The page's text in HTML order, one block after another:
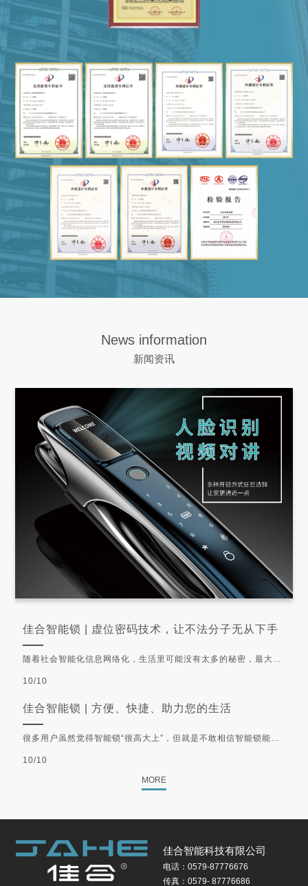
News information
新闻资讯
佳合智能锁 | 虚位密码技术，让不法分子无从下手
随着社会智能化信息网络化，生活里可能没有太多的秘密，最大的
用的常规的密码解锁，输入的数字必须与设置的数字一一匹配才能
10/10
佳合智能锁 | 方便、快捷、助力您的生活
很多用户虽然觉得智能锁“很高大上”，但就是不敢相信智能锁能像
10/10
MORE
佳合智能科技有限公司
电话：0579-87776676
传真：0579- 87776686